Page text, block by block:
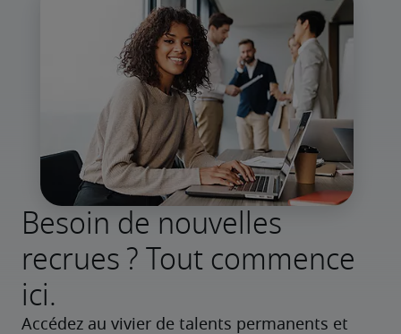
Besoin de nouvelles
recrues ? Tout commence
ici.
Accédez au vivier de talents permanents et